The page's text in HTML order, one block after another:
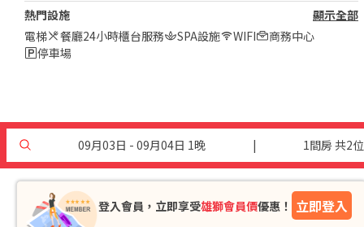
熱門設施
顯示全部
電梯
餐廳24小時櫃台服務 SPA設施 WIFI
商務中心
停車場
09月03日 - 09月04日 1晚 | 1間房 共2位
登入會員，立即享受雄獅會員價優惠！ 立即登入